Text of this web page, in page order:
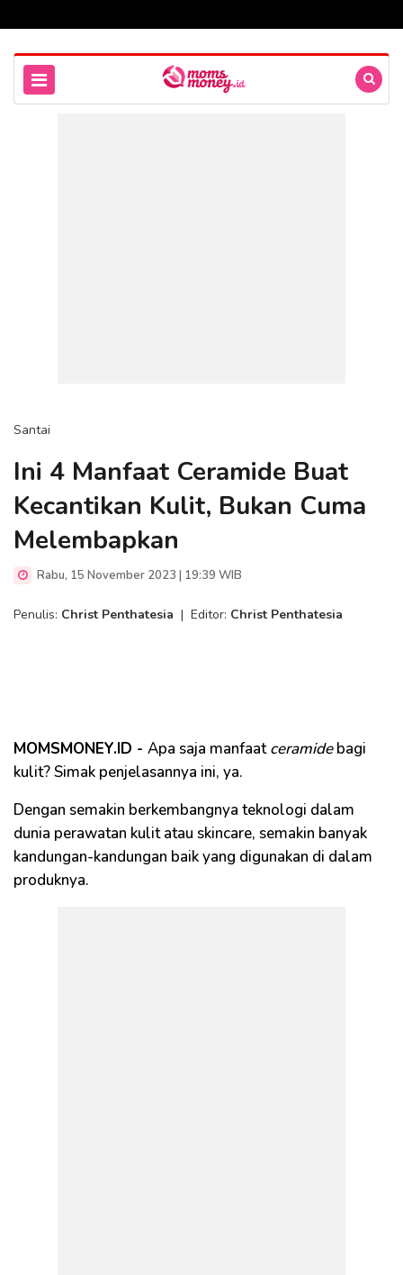
Santai
Ini 4 Manfaat Ceramide Buat
Kecantikan Kulit, Bukan Cuma
Melembapkan
Rabu, 15 November 2023 | 19:39 WIB
Penulis: Christ Penthatesia | Editor: Christ Penthatesia
MOMSMONEY.ID - Apa saja manfaatceramidebagi
kulit? Simak penjelasannya ini, ya.
Dengan semakin berkembangnya teknologi dalam
dunia perawatan kulit atau skincare, semakin banyak
kandungan-kandungan baik yang digunakan di dalam
produknya.